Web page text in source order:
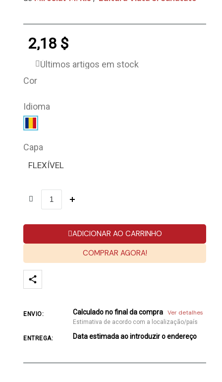
2,18 $
Últimos artigos em stock
Cor
Idioma
Capa
FLEXÍVEL
ADICIONAR AO CARRINHO
COMPRAR AGORA!
ENVIO: Calculado no final da compra Ver detalhes
Estimativa de acordo com a localização/país
ENTREGA: Data estimada ao introduzir o endereço